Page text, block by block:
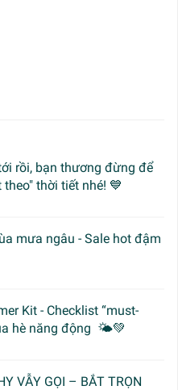
rồi, bạn thương đừng để
thời tiết nhé! 💙
mưa ngâu - Sale hot đậm
Kit - Checklist “must-
hè năng động 🌤️💚
VẪY GỌI – BẮT TRỌN